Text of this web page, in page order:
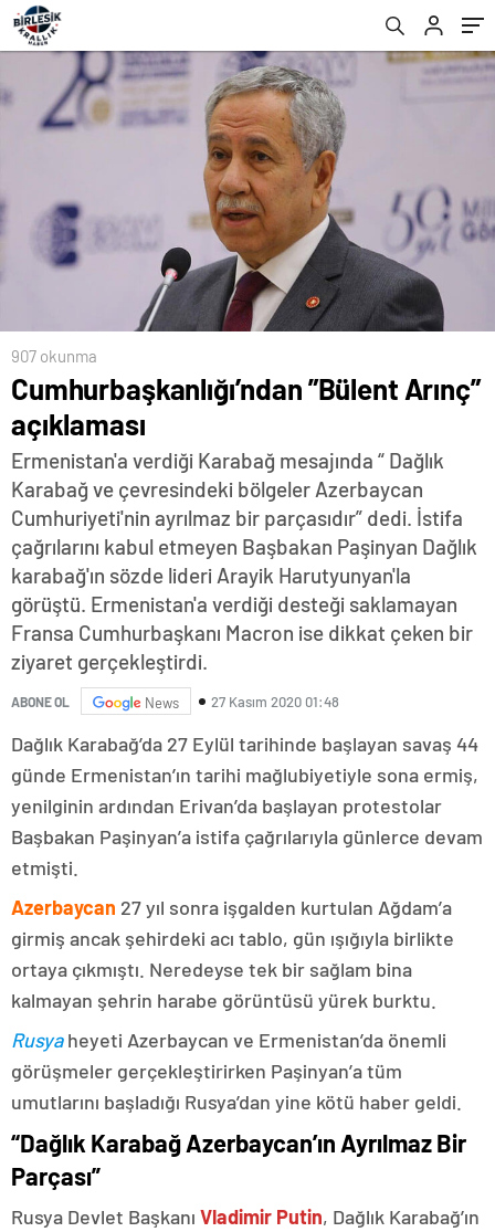
907 okunma
Cumhurbaşkanlığı’ndan ”Bülent Arınç”
açıklaması
Ermenistan'a verdiği Karabağ mesajında “ Dağlık
Karabağ ve çevresindeki bölgeler Azerbaycan
Cumhuriyeti'nin ayrılmaz bir parçasıdır” dedi. İstifa
çağrılarını kabul etmeyen Başbakan Paşinyan Dağlık
karabağ'ın sözde lideri Arayik Harutyunyan'la
görüştü. Ermenistan'a verdiği desteği saklamayan
Fransa Cumhurbaşkanı Macron ise dikkat çeken bir
ziyaret gerçekleştirdi.
ABONE OL News 27 Kasım 2020 01:48
Dağlık Karabağ’da 27 Eylül tarihinde başlayan savaş 44
günde Ermenistan’ın tarihi mağlubiyetiyle sona ermiş,
yenilginin ardından Erivan’da başlayan protestolar
Başbakan Paşinyan’a istifa çağrılarıyla günlerce devam
etmişti.
Azerbaycan 27 yıl sonra işgalden kurtulan Ağdam’a
girmiş ancak şehirdeki acı tablo, gün ışığıyla birlikte
ortaya çıkmıştı. Neredeyse tek bir sağlam bina
kalmayan şehrin harabe görüntüsü yürek burktu.
Rusyaheyeti Azerbaycan ve Ermenistan’da önemli
görüşmeler gerçekleştirirken Paşinyan’a tüm
umutlarını başladığı Rusya’dan yine kötü haber geldi.
“Dağlık Karabağ Azerbaycan’ın Ayrılmaz Bir
Parçası”
Rusya Devlet Başkanı Vladimir Putin, Dağlık Karabağ’ın